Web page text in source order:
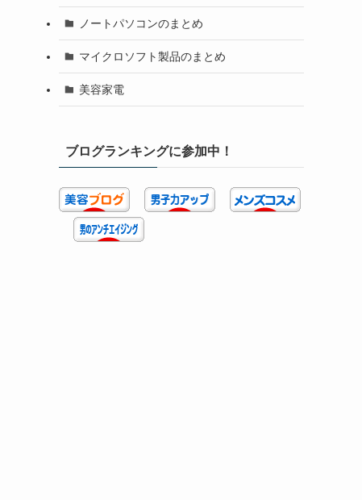
ノートパソコンのまとめ
マイクロソフト製品のまとめ
美容家電
ブログランキングに参加中！